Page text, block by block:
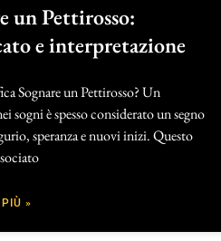
un Pettirosso:
e interpretazione
Sognare un Pettirosso? Un
sogni è spesso considerato un segno
speranza e nuovi inizi. Questo
»